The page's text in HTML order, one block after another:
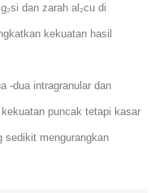
dan zarah al₂cu di
kekuatan hasil
-dua intragranular dan
puncak tetapi kasar
sedikit mengurangkan